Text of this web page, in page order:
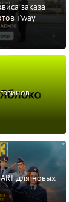
заказа
i'way
для новых